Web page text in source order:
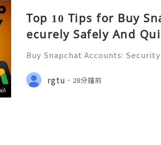
Top 10 Tips for Buy
ecurely Safely And
Buy Snapchat Accounts:
2026 🚪🚀💬📞📩 We’re always
💼⏰📩🌟🌐✨ We are available
rgtu 28分鐘前